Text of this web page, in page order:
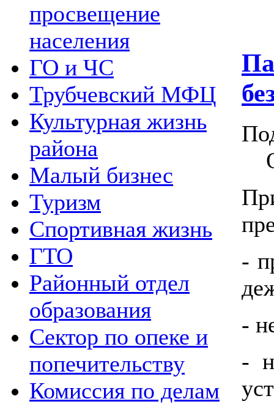
просвещение
населения
ГО и ЧС
Трубчевский МФЦ
Культурная жизнь
района
Малый бизнес
Туризм
Спортивная жизнь
ГТО
Районный отдел
образования
Сектор по опеке и
попечительству
Комиссия по делам
-
-
-